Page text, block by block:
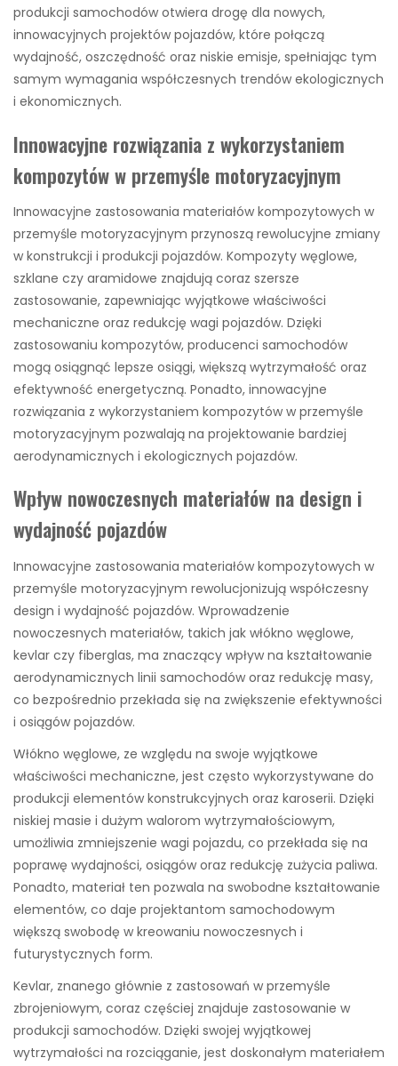
produkcji samochodów otwiera drogę dla nowych,
innowacyjnych projektów pojazdów, które połączą
wydajność, oszczędność oraz niskie emisje, spełniając tym
samym wymagania współczesnych trendów ekologicznych
i ekonomicznych.
Innowacyjne rozwiązania z wykorzystaniem
kompozytów w przemyśle motoryzacyjnym
Innowacyjne zastosowania materiałów kompozytowych w
przemyśle motoryzacyjnym przynoszą rewolucyjne zmiany
w konstrukcji i produkcji pojazdów. Kompozyty węglowe,
szklane czy aramidowe znajdują coraz szersze
zastosowanie, zapewniając wyjątkowe właściwości
mechaniczne oraz redukcję wagi pojazdów. Dzięki
zastosowaniu kompozytów, producenci samochodów
mogą osiągnąć lepsze osiągi, większą wytrzymałość oraz
efektywność energetyczną. Ponadto, innowacyjne
rozwiązania z wykorzystaniem kompozytów w przemyśle
motoryzacyjnym pozwalają na projektowanie bardziej
aerodynamicznych i ekologicznych pojazdów.
Wpływ nowoczesnych materiałów na design i
wydajność pojazdów
Innowacyjne zastosowania materiałów kompozytowych w
przemyśle motoryzacyjnym rewolucjonizują współczesny
design i wydajność pojazdów. Wprowadzenie
nowoczesnych materiałów, takich jak włókno węglowe,
kevlar czy fiberglas, ma znaczący wpływ na kształtowanie
aerodynamicznych linii samochodów oraz redukcję masy,
co bezpośrednio przekłada się na zwiększenie efektywności
i osiągów pojazdów.
Włókno węglowe, ze względu na swoje wyjątkowe
właściwości mechaniczne, jest często wykorzystywane do
produkcji elementów konstrukcyjnych oraz karoserii. Dzięki
niskiej masie i dużym walorom wytrzymałościowym,
umożliwia zmniejszenie wagi pojazdu, co przekłada się na
poprawę wydajności, osiągów oraz redukcję zużycia paliwa.
Ponadto, materiał ten pozwala na swobodne kształtowanie
elementów, co daje projektantom samochodowym
większą swobodę w kreowaniu nowoczesnych i
futurystycznych form.
Kevlar, znanego głównie z zastosowań w przemyśle
zbrojeniowym, coraz częściej znajduje zastosowanie w
produkcji samochodów. Dzięki swojej wyjątkowej
wytrzymałości na rozciąganie, jest doskonałym materiałem